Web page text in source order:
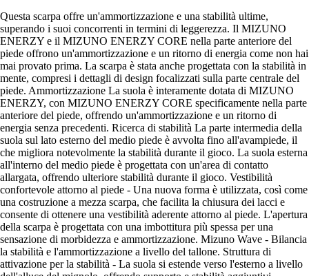
Questa scarpa offre un'ammortizzazione e una stabilità ultime,
superando i suoi concorrenti in termini di leggerezza. Il MIZUNO
ENERZY e il MIZUNO ENERZY CORE nella parte anteriore del
piede offrono un'ammortizzazione e un ritorno di energia come non hai
mai provato prima. La scarpa è stata anche progettata con la stabilità in
mente, compresi i dettagli di design focalizzati sulla parte centrale del
piede. Ammortizzazione La suola è interamente dotata di MIZUNO
ENERZY, con MIZUNO ENERZY CORE specificamente nella parte
anteriore del piede, offrendo un'ammortizzazione e un ritorno di
energia senza precedenti. Ricerca di stabilità La parte intermedia della
suola sul lato esterno del medio piede è avvolta fino all'avampiede, il
che migliora notevolmente la stabilità durante il gioco. La suola esterna
all'interno del medio piede è progettata con un'area di contatto
allargata, offrendo ulteriore stabilità durante il gioco. Vestibilità
confortevole attorno al piede - Una nuova forma è utilizzata, così come
una costruzione a mezza scarpa, che facilita la chiusura dei lacci e
consente di ottenere una vestibilità aderente attorno al piede. L'apertura
della scarpa è progettata con una imbottitura più spessa per una
sensazione di morbidezza e ammortizzazione. Mizuno Wave - Bilancia
la stabilità e l'ammortizzazione a livello del tallone. Struttura di
attivazione per la stabilità - La suola si estende verso l'esterno a livello